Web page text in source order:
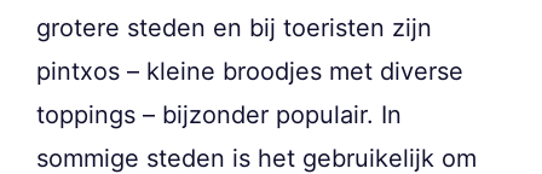
grotere steden en bij toeristen zijn
pintxos – kleine broodjes met diverse
toppings – bijzonder populair. In
sommige steden is het gebruikelijk om